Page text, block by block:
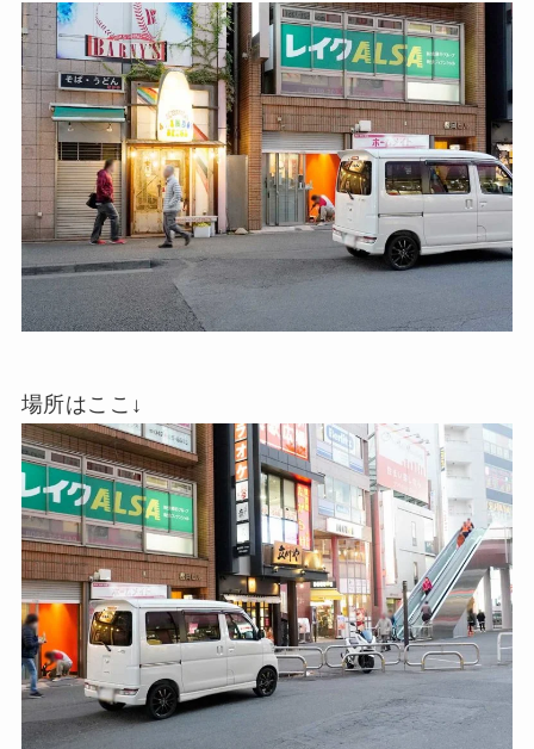
場所はここ↓